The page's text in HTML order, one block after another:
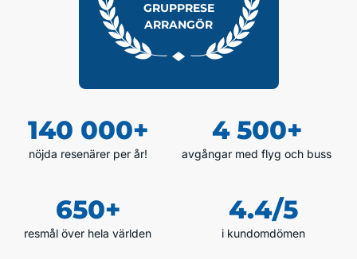
GRUPPRESE
ARRANGÖR
140 000+
nöjda resenärer per år!
4 500+
avgångar med flyg och buss
650+
resmål över hela världen
4.4/5
i kundomdömen